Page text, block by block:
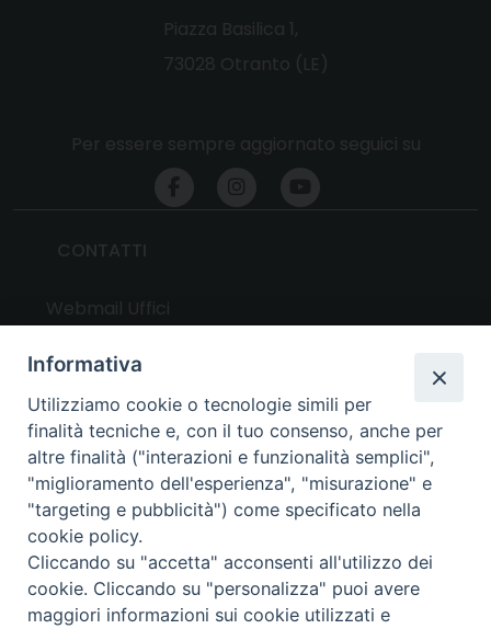
UTILITY
News
Altri articoli
Notizie nazionali
Download
Amministrazione Trasparente
Informativa
Utilizziamo cookie o tecnologie simili per
finalità tecniche e, con il tuo consenso, anche per
altre finalità ("interazioni e funzionalità semplici",
"miglioramento dell'esperienza", "misurazione" e
"targeting e pubblicità") come specificato nella
cookie policy.
Cliccando su "accetta" acconsenti all'utilizzo dei
cookie. Cliccando su "personalizza" puoi avere
maggiori informazioni sui cookie utilizzati e